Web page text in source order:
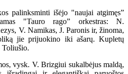
palinksminti išėjo "naujai atgimęs”
"Tauro rago” orkestras: N.
V. Namikas, J. Paronis ir, žinoma,
jie prijuokino iki ašarų. Kupletų
Toliušio.
vysk. V. Brizgiui sukalbėjus maldą,